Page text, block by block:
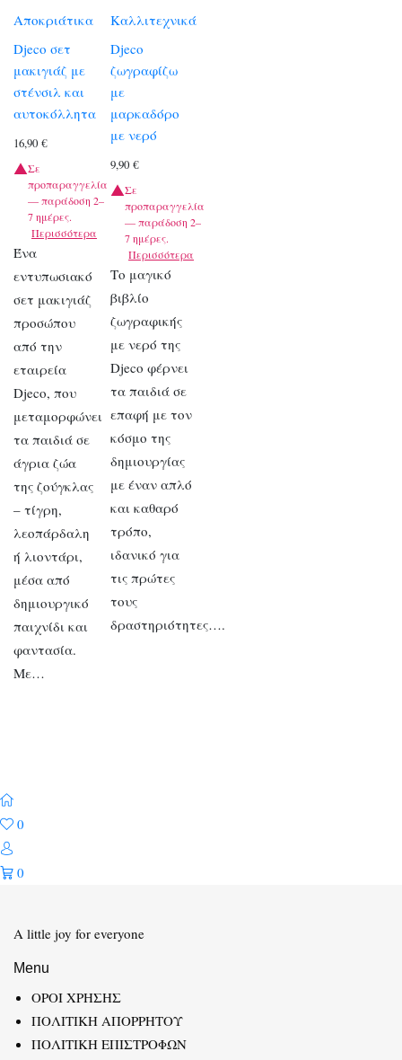
Αποκριάτικα
Djeco σετ
μακιγιάζ με
στένσιλ και
αυτοκόλλητα
16,90 €
Σε
προπαραγγελία
— παράδοση 2–
7 ημέρες.
Περισσότερα
Ένα
εντυπωσιακό
σετ μακιγιάζ
προσώπου
από την
εταιρεία
Djeco, που
μεταμορφώνει
τα παιδιά σε
άγρια ζώα
της ζούγκλας
– τίγρη,
λεοπάρδαλη
ή λιοντάρι,
μέσα από
δημιουργικό
παιχνίδι και
φαντασία.
Με…
Καλλιτεχνικά
Djeco
ζωγραφίζω
με
μαρκαδόρο
με νερό
9,90€
Σε
προπαραγγελία
— παράδοση 2–
7 ημέρες.
Περισσότερα
Το μαγικό
βιβλίο
ζωγραφικής
με νερό της
Djeco φέρνει
τα παιδιά σε
επαφή με τον
κόσμο της
δημιουργίας
με έναν απλό
και καθαρό
τρόπο,
ιδανικό για
τις πρώτες
τους
δραστηριότητες….
0
0
A little joy for everyone
Menu
ΟΡΟΙ ΧΡΗΣΗΣ
ΠΟΛΙΤΙΚΗ ΑΠΟΡΡΗΤΟΥ
ΠΟΛΙΤΙΚΗ ΕΠΙΣΤΡΟΦΩΝ